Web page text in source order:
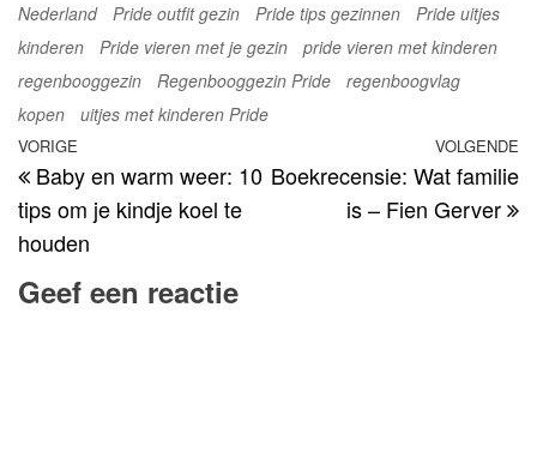
Nederland
Pride outfit gezin Pride tips gezinnen
Pride uitjes
kinderen
Pride vieren met je gezin
pride vieren met kinderen
regenbooggezin
Regenbooggezin Pride
regenboogvlag
kopen
uitjes met kinderen Pride
Bericht
navigatie
Vorig
bericht
VORIGE
Baby en warm weer: 10
tips om je kindje koel te
houden
VOLGENDE
Boekrecensie: Wat familie
is – Fien Gerver
Geef een reactie